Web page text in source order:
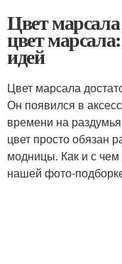
Цвет
цвет
идей
Цвет марсала
Он появился в
времени на
цвет просто обязан
модницы. Как и с
нашей фото-